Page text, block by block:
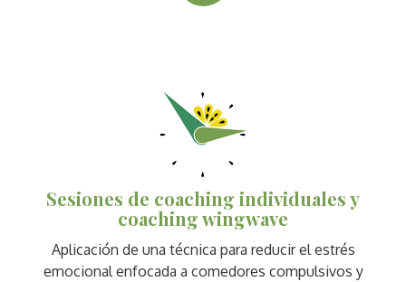
Sesiones de coaching individuales y
coaching wingwave
Aplicación de una técnica para reducir el estrés
emocional enfocada a comedores compulsivos y